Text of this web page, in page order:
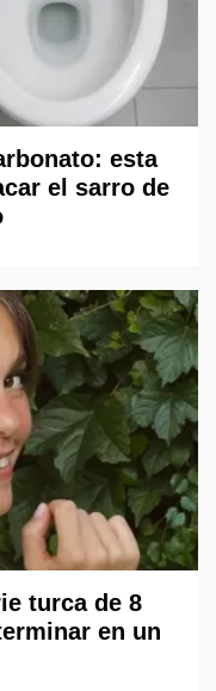
esta
el sarro de
turca de 8
en un